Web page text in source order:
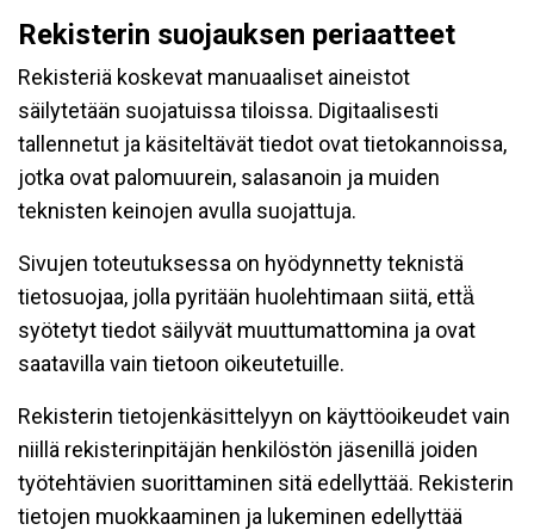
Rekisterin suojauksen periaatteet
Rekisteriä koskevat manuaaliset aineistot
säilytetään suojatuissa tiloissa. Digitaalisesti
tallennetut ja käsiteltävät tiedot ovat tietokannoissa,
jotka ovat palomuurein, salasanoin ja muiden
teknisten keinojen avulla suojattuja.
Sivujen toteutuksessa on hyödynnetty teknistä
tietosuojaa, jolla pyritään huolehtimaan siitä, että̈
syötetyt tiedot säilyvät muuttumattomina ja ovat
saatavilla vain tietoon oikeutetuille.
Rekisterin tietojenkäsittelyyn on käyttöoikeudet vain
niillä rekisterinpitäjän henkilöstön jäsenillä joiden
työtehtävien suorittaminen sitä edellyttää. Rekisterin
tietojen muokkaaminen ja lukeminen edellyttää